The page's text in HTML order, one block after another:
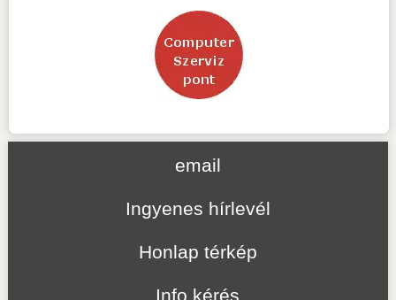
email
Ingyenes hírlevél
Honlap térkép
Info kérés